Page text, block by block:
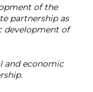
of the
partnership as
development of
and economic